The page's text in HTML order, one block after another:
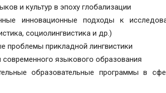
и культур в эпоху глобализации
инновационные подходы к
социолингвистика и др.)
проблемы прикладной лингвистики
языкового образования
образовательные программы в